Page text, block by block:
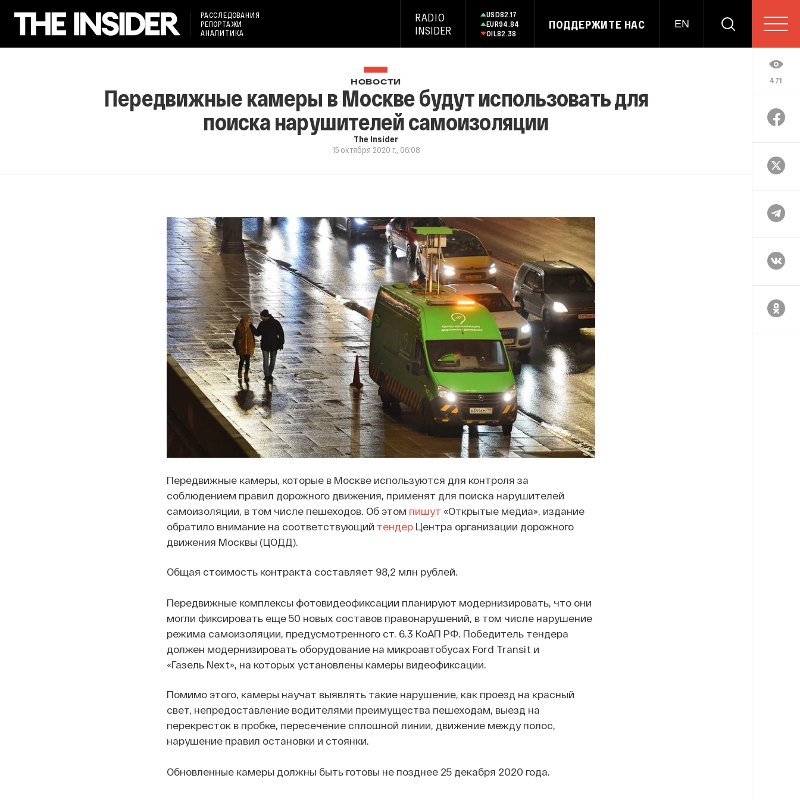
РАССЛЕДОВАНИЯ
РЕПОРТАЖИ
АНАЛИТИКА
RADIO
INSIDER
USD82.17
EUR94.84
OIL82.38
ПОДДЕРЖИТЕ НАС EN
471
НОВОСТИ
Передвижные камеры в Москве будут использовать для
поиска нарушителей самоизоляции
The Insider
15 октября 2020 г., 06:08
Передвижные камеры, которые в Москве используются для контроля за
соблюдением правил дорожного движения, применят для поиска нарушителей
самоизоляции, в том числе пешеходов. Об этом пишут «Открытые медиа», издание
обратило внимание на соответствующий тендерЦентра организации дорожного
движения Москвы (ЦОДД).
Общая стоимость контракта составляет 98,2 млн рублей.
Передвижные комплексы фотовидеофиксации планируют модернизировать, что они
могли фиксировать еще 50 новых составов правонарушений, в том числе нарушение
режима самоизоляции, предусмотренного ст. 6.3 КоАП РФ. Победитель тендера
должен модернизировать оборудование на микроавтобусах Ford Transit и
«Газель Next», на которых установлены камеры видеофиксации.
Помимо этого, камеры научат выявлять такие нарушение, как проезд на красный
свет, непредоставление водителями преимущества пешеходам, выезд на
перекресток в пробке, пересечение сплошной линии, движение между полос,
нарушение правил остановки и стоянки.
Обновленные камеры должны быть готовы не позднее 25 декабря 2020 года.